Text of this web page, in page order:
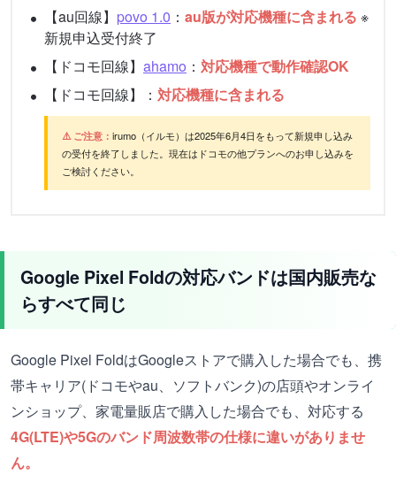
【au回線】 povo 1.0 ： au版が対応機種に含まれる ※
新規申込受付終了
【ドコモ回線】 ahamo ： 対応機種で動作確認OK
【ドコモ回線】： 対応機種に含まれる
⚠️ ご注意： irumo（イルモ）は2025年6月4日をもって新規申し込み
の受付を終了しました。現在はドコモの他プランへのお申し込みを
ご検討ください。
Google Pixel Foldの対応バンドは国内販売な
らすべて同じ
Google Pixel FoldはGoogleストアで購入した場合でも、携
帯キャリア(ドコモやau、ソフトバンク)の店頭やオンライ
ンショップ、家電量販店で購入した場合でも、対応する
4G(LTE)や5Gのバンド周波数帯の仕様に違いがありませ
ん。